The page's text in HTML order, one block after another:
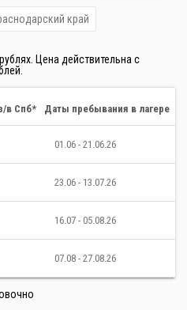
край
Цена действительна с
в Спб* Даты пребывания в лагере
01.06 - 21.06.26
23.06 - 13.07.26
16.07 - 05.08.26
07.08 - 27.08.26